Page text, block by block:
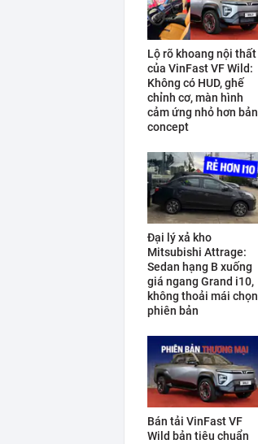
Lộ rõ khoang nội thất
của VinFast VF Wild:
Không có HUD, ghế
chỉnh cơ, màn hình
cảm ứng nhỏ hơn bản
concept
Đại lý xả kho
Mitsubishi Attrage:
Sedan hạng B xuống
giá ngang Grand i10,
không thoải mái chọn
phiên bản
Bán tải VinFast VF
Wild bản tiêu chuẩn